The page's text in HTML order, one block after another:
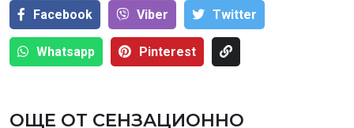
Facebook Viber Тwitter
Whatsapp Pinterest
ОЩЕ ОТ СЕНЗАЦИОННО